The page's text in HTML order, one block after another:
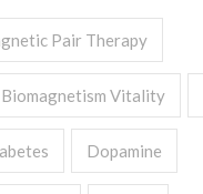
Pair Therapy
Biomagnetism Vitality
Dopamine